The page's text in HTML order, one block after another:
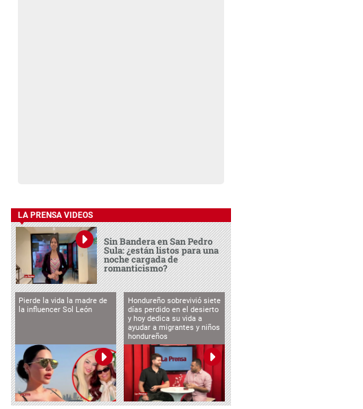
LA PRENSA VIDEOS
Sin Bandera en San Pedro
Sula: ¿están listos para una
noche cargada de
romanticismo?
Pierde la vida la madre de
la influencer Sol León
Hondureño sobrevivió siete
días perdido en el desierto
y hoy dedica su vida a
ayudar a migrantes y niños
hondureños